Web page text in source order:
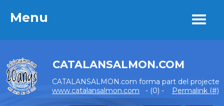
Menu
CATALANSALMON.COM
CATALANSALMON.com forma part del projecte
www.catalansalmon.com - (0) - Permalink (#)
Menu